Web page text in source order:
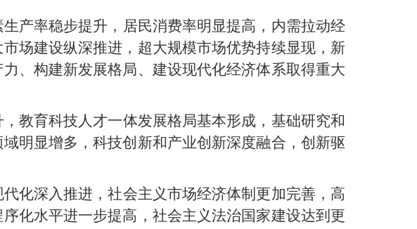
产率稳步提升，居民消费率明显提高，内需拉动经
场建设纵深推进，超大规模市场优势持续显现，新
、构建新发展格局、建设现代化经济体系取得重大
教育科技人才一体发展格局基本形成，基础研究和
明显增多，科技创新和产业创新深度融合，创新驱
化深入推进，社会主义市场经济体制更加完善，高
化水平进一步提高，社会主义法治国家建设达到更